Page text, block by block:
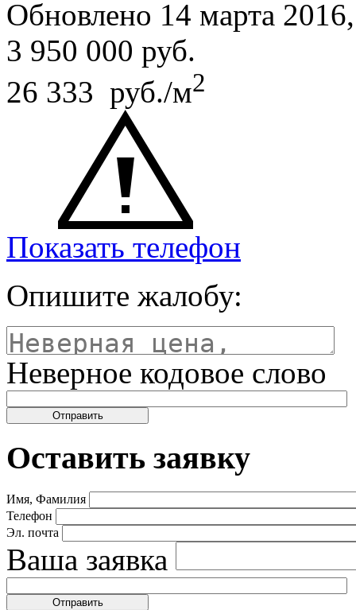
Обновлено 14 марта
3 950 000 руб.
26 333 руб./м2
Показать телефон
Опишите жалобу:
Неверное кодовое слово
Оставить заявку
Имя, Фамилия
Телефон
Эл. почта
Ваша заявка